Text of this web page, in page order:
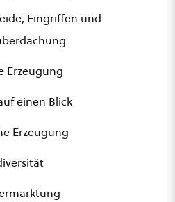
Eingriffen und
Erzeugung
einen Blick
Erzeugung